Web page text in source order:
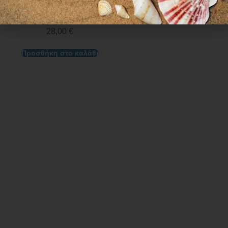
PARKER USA 5L
ΜΠΛΕ
28,00 €
Προσθήκη στο καλάθι